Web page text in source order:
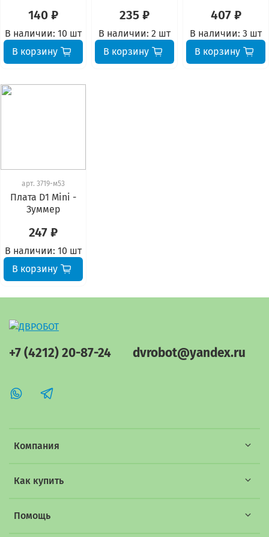
140 ₽
В наличии: 10 шт
В корзину
235 ₽
В наличии: 2 шт
В корзину
407 ₽
В наличии: 3 шт
В корзину
арт. 3719-м53
Плата D1 Mini -
Зуммер
247 ₽
В наличии: 10 шт
В корзину
Компания
Как купить
Помощь
+7 (4212) 20-87-24 dvrobot@yandex.ru